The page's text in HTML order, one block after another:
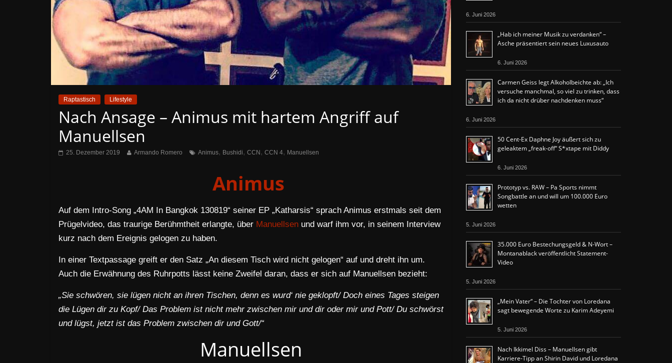
Raptastisch Lifestyle
Nach Ansage – Animus mit hartem Angriff auf
Manuellsen
25. Dezember 2019 Armando Romero Animus, Bushidi, CCN , CCN 4, Manuellsen
Animus
Auf dem Intro-Song „4AM In Bangkok 130819“ seiner EP „Katharsis“ sprach Animus erstmals seit dem
Prügelvideo, das traurige Berühmtheit erlangte, über Manuellsen und warf ihm vor, in seinem Interview
kurz nach dem Ereignis gelogen zu haben.
In einer Textpassage greift er den Satz „An diesem Tisch wird nicht gelogen“ auf und dreht ihn um.
Auch die Erwähnung des Ruhrpotts lässt keine Zweifel daran, dass er sich auf Manuellsen bezieht:
„Sie schwören, sie lügen nicht an ihren Tischen, denn es wurd‘ nie geklopft/ Doch eines Tages steigen
die Lügen dir zu Kopf/ Das Problem ist nicht mehr zwischen mir und dir oder mir und Pott/ Du schwörst
und lügst, jetzt ist das Problem zwischen dir und Gott/“
Manuellsen
6. Juni 2026
„Hab ich meiner Musik zu verdanken“ –
Asche präsentiert sein neues Luxusauto
6. Juni 2026
Carmen Geiss legt Alkoholbeichte ab: „Ich
versuche manchmal, so viel zu trinken, dass
ich da nicht drüber nachdenken muss“
6. Juni 2026
50 Cent-Ex Daphne Joy äußert sich zu
geleaktem „freak-off“ S*xtape mit Diddy
6. Juni 2026
Prototyp vs. RAW – Pa Sports nimmt
Songbattle an und will um 100.000 Euro
wetten
5. Juni 2026
35.000 Euro Bestechungsgeld & N-Wort –
Montanablack veröffentlicht Statement-
Video
5. Juni 2026
„Mein Vater“ – Die Tochter von Loredana
sagt bewegende Worte zu Karim Adeyemi
5. Juni 2026
Nach Ikkimel Diss – Manuellsen gibt
Karriere-Tipp an Shirin David und Loredana